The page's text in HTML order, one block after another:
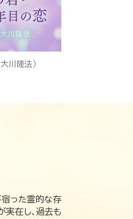
大川隆法）
宿った霊的な存
実在し、過去も